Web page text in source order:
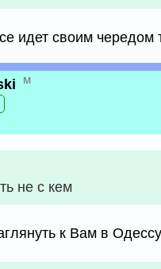
идет своим
м
не с кем
к Вам в